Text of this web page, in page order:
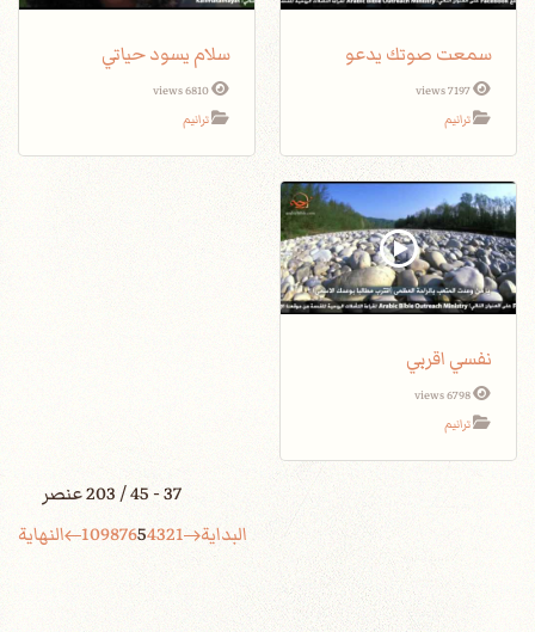
سمعت صوتك يدعو
7197 views
ترانيم
سلام يسود حياتي
6810 views
ترانيم
نفسي اقربي
6798 views
ترانيم
37 - 45 / 203 عنصر
البداية
1
2
3
4
5
6
7
8
9
10 النهاية